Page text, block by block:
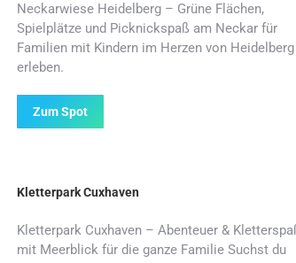
Neckarwiese Heidelberg – Grüne Flächen,
Spielplätze und Picknickspaß am Neckar für
Familien mit Kindern im Herzen von Heidelberg
erleben.
Zum Spot
Kletterpark Cuxhaven
Kletterpark Cuxhaven – Abenteuer &
mit Meerblick für die ganze Familie Suchst du